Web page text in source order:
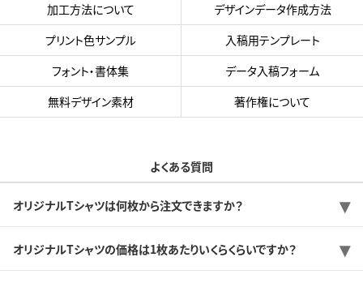
加工方法について
デザインデータ作成方法
プリント色サンプル
入稿用テンプレート
フォント・書体集
データ入稿フォーム
無料デザイン素材
著作権について
よくある質問
オリジナルTシャツは何枚から注文できますか？
オリジナルTシャツの価格は1枚あたりいくらくらいですか？